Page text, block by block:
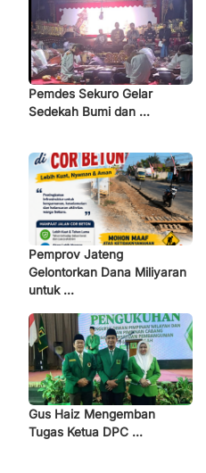
Pemdes Sekuro Gelar
Sedekah Bumi dan ...
Pemprov Jateng
Gelontorkan Dana Miliyaran
untuk ...
Gus Haiz Mengemban
Tugas Ketua DPC ...